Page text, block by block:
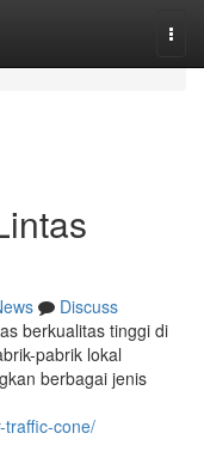
Discuss
berkualitas tinggi di
pabrik lokal
berbagai jenis
traffic-cone/